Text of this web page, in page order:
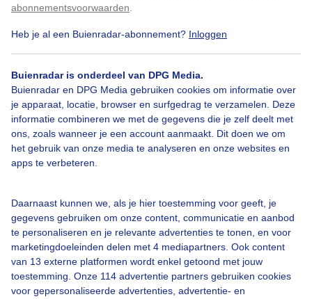
abonnementsvoorwaarden
Heb je al een Buienradar-abonnement? Inloggen
Buienradar is onderdeel van DPG Media.
Buienradar en DPG Media gebruiken cookies om informatie over
je apparaat, locatie, browser en surfgedrag te verzamelen. Deze
informatie combineren we met de gegevens die je zelf deelt met
ons, zoals wanneer je een account aanmaakt. Dit doen we om
het gebruik van onze media te analyseren en onze websites en
apps te verbeteren.
Daarnaast kunnen we, als je hier toestemming voor geeft, je
gegevens gebruiken om onze content, communicatie en aanbod
te personaliseren en je relevante advertenties te tonen, en voor
marketingdoeleinden delen met 4 mediapartners. Ook content
van 13 externe platformen wordt enkel getoond met jouw
toestemming. Onze 114 advertentie partners gebruiken cookies
voor gepersonaliseerde advertenties, advertentie- en
Bekijk slideshow
Een moment geduld aub...